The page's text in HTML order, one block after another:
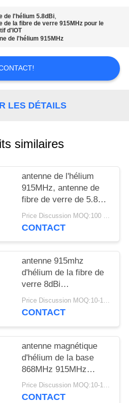
de l'hélium 5.8dBi,
de la fibre de verre 915MHz pour le
d'IOT
de l'hélium 915MHz
LES DÉTAILS
similaires
antenne de l'hélium
915MHz, antenne de
fibre de verre de 5.8dBi
Lorawan pour le
dispositif d'IOT
Price Discussion MOQ:100 PCs
CONTACT
antenne 915mhz
d'hélium de la fibre de
verre 8dBi
omnidirectionnelle avec
le câble de 5foot
sauvage RAK
Sensecap d'hélium
Price Discussion MOQ:10-100 pièces
CONTACT
antenne magnétique
d'hélium de la base
868MHz 915MHz
d'antenne de fibre de
verre de 860-930MHz
Price Discussion MOQ:10-100 pièces
CONTACT